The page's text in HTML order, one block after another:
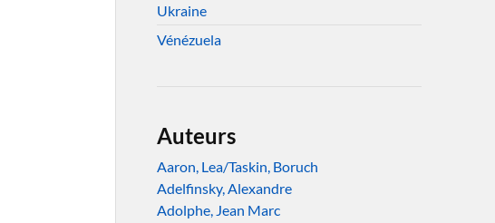
Ukraine
Vénézuela
Auteurs
Aaron, Lea/Taskin, Boruch
Adelfinsky, Alexandre
Adolphe, Jean Marc